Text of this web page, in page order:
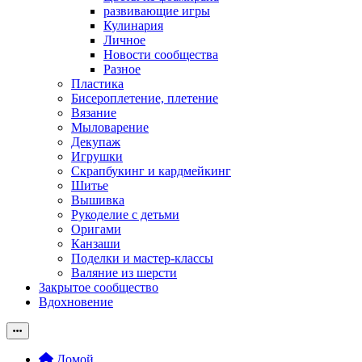
развивающие игры
Кулинария
Личное
Новости сообщества
Разное
Пластика
Бисероплетение, плетение
Вязание
Мыловарение
Декупаж
Игрушки
Скрапбукинг и кардмейкинг
Шитье
Вышивка
Рукоделие с детьми
Оригами
Канзаши
Поделки и мастер-классы
Валяние из шерсти
Закрытое сообщество
Вдохновение
Домой